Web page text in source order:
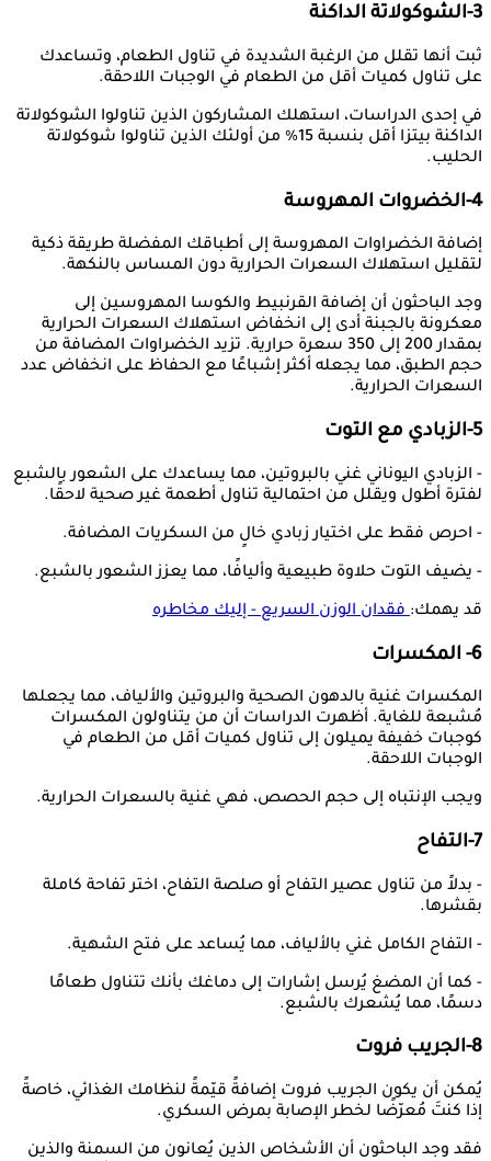
3-الشوكولاتة الداكنة
ثبت أنها تقلل من الرغبة الشديدة في تناول الطعام، وتساعدك
على تناول كميات أقل من الطعام في الوجبات اللاحقة.
في إحدى الدراسات، استهلك المشاركون الذين تناولوا الشوكولاتة
الداكنة بيتزا أقل بنسبة 15% من أولئك الذين تناولوا شوكولاتة
الحليب.
4-الخضروات المهروسة
إضافة الخضراوات المهروسة إلى أطباقك المفضلة طريقة ذكية
لتقليل استهلاك السعرات الحرارية دون المساس بالنكهة.
وجد الباحثون أن إضافة القرنبيط والكوسا المهروسين إلى
معكرونة بالجبنة أدى إلى انخفاض استهلاك السعرات الحرارية
بمقدار 200 إلى 350 سعرة حرارية. تزيد الخضراوات المضافة من
حجم الطبق، مما يجعله أكثر إشباعًا مع الحفاظ على انخفاض عدد
السعرات الحرارية.
5-الزبادي مع التوت
- الزبادي اليوناني غني بالبروتين، مما يساعدك على الشعور بالشبع
لفترة أطول ويقلل من احتمالية تناول أطعمة غير صحية لاحقًا.
- احرص فقط على اختيار زبادي خالٍ من السكريات المضافة.
- يضيف التوت حلاوة طبيعية وأليافًا، مما يعزز الشعور بالشبع.
قد يهمك:فقدان الوزن السريع - إليك مخاطره
6- المكسرات
المكسرات غنية بالدهون الصحية والبروتين والألياف، مما يجعلها
مُشبعة للغاية. أظهرت الدراسات أن من يتناولون المكسرات
كوجبات خفيفة يميلون إلى تناول كميات أقل من الطعام في
الوجبات اللاحقة.
ويجب الإنتباه إلى حجم الحصص، فهي غنية بالسعرات الحرارية.
7-التفاح
- بدلاً من تناول عصير التفاح أو صلصة التفاح، اختر تفاحة كاملة
بقشرها.
- التفاح الكامل غني بالألياف، مما يُساعد على فتح الشهية.
- كما أن المضغ يُرسل إشارات إلى دماغك بأنك تتناول طعامًا
دسمًا، مما يُشعرك بالشبع.
8-الجريب فروت
يُمكن أن يكون الجريب فروت إضافةً قيّمةً لنظامك الغذائي، خاصةً
إذا كنتَ مُعرّضًا لخطر الإصابة بمرض السكري.
فقد وجد الباحثون أن الأشخاص الذين يُعانون من السمنة والذين